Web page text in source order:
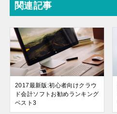
関連記事
2017最新版:初心者向けクラウ
ド会計ソフトお勧めランキング
ベスト3